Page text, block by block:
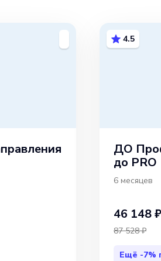
4.5
ДО
до PRO
6 месяцев
46 148 ₽
87 528 ₽
Ещё -7%